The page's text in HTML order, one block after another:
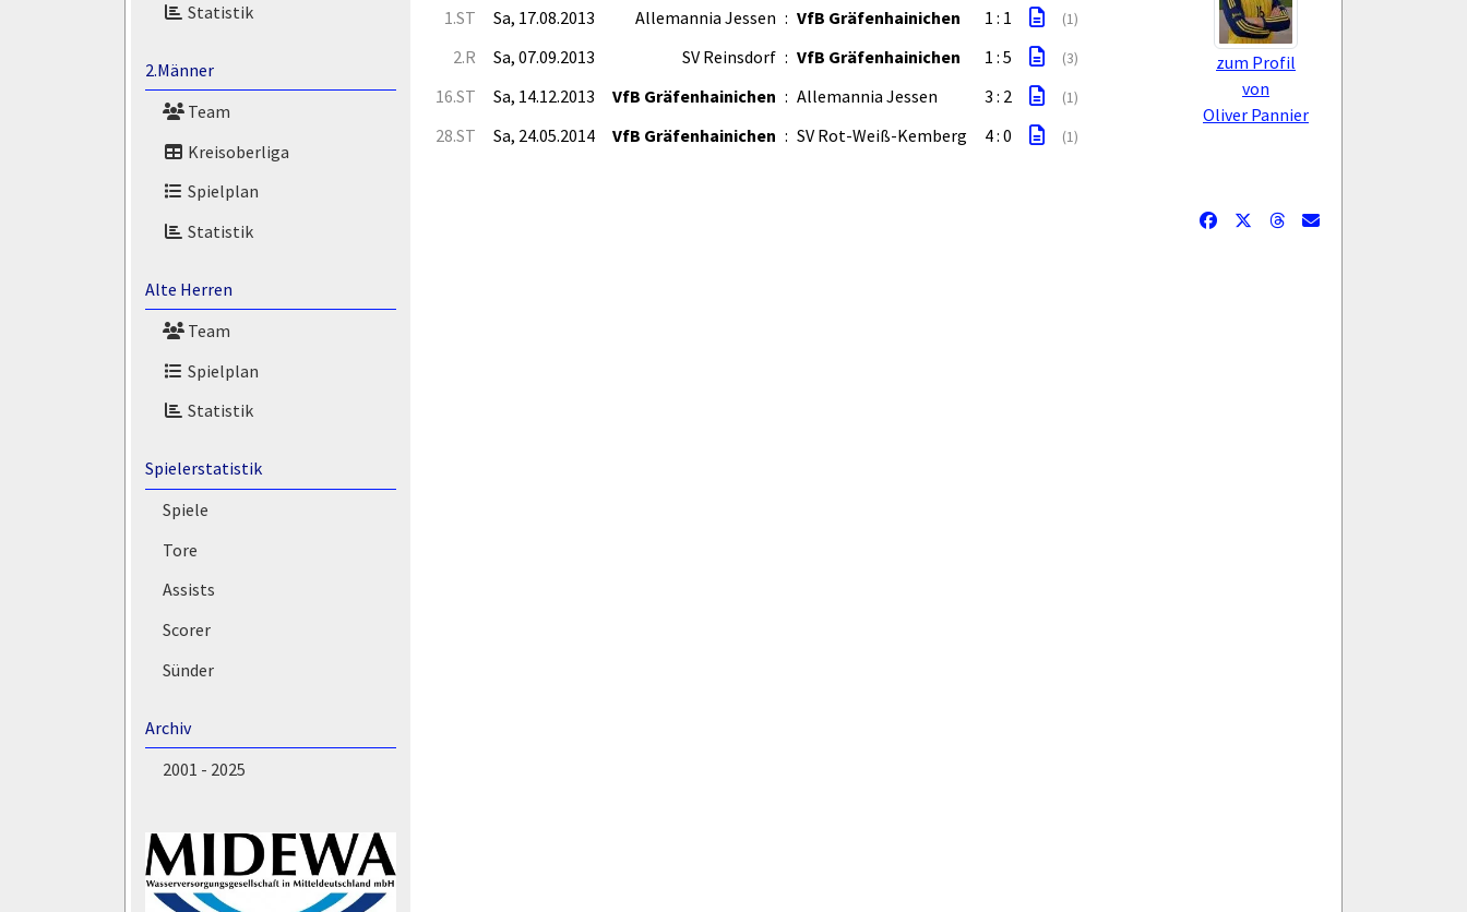
Statistik
2.Männer
Team
Kreisoberliga
Spielplan
Statistik
Alte Herren
Team
Spielplan
Statistik
Spielerstatistik
Spiele
Tore
Assists
Scorer
Sünder
Archiv
2001 - 2025
zum Profil
von
Oliver Pannier
1.ST Sa, 17.08.2013 Allemannia Jessen : VfB Gräfenhainichen 1 : 1 (1)
2.R Sa, 07.09.2013 SV Reinsdorf : VfB Gräfenhainichen 1 : 5 (3)
16.ST Sa, 14.12.2013 VfB Gräfenhainichen : Allemannia Jessen 3 : 2 (1)
28.ST Sa, 24.05.2014 VfB Gräfenhainichen : SV Rot-Weiß-Kemberg 4 : 0 (1)